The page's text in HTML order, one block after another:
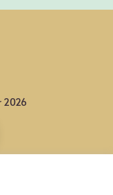
2026